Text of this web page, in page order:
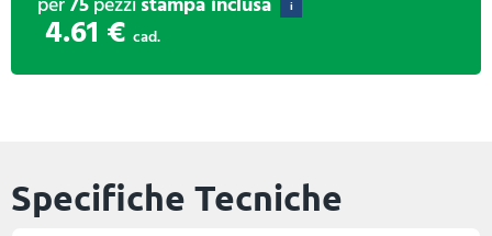
i
4.61 € cad.
Specifiche Tecniche